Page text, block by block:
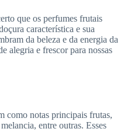
que os perfumes frutais
característica e sua
da beleza e da energia da
alegria e frescor para nossas
como notas principais frutas,
entre outras. Esses